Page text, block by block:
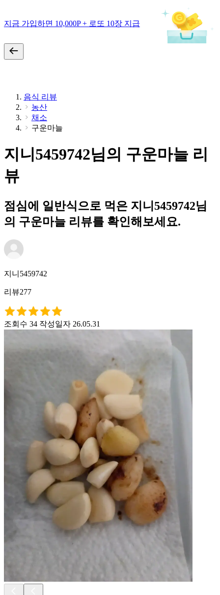
지금 가입하면 10,000P + 로또 10장 지급
음식 리뷰
농산
채소
구운마늘
지니5459742님의 구운마늘 리
뷰
점심에 일반식으로 먹은 지니5459742님
의 구운마늘 리뷰를 확인해보세요.
지니5459742
리뷰277
조회수 34 작성일자 26.05.31